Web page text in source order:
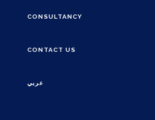
CONSULTANCY
CONTACT US
عربي